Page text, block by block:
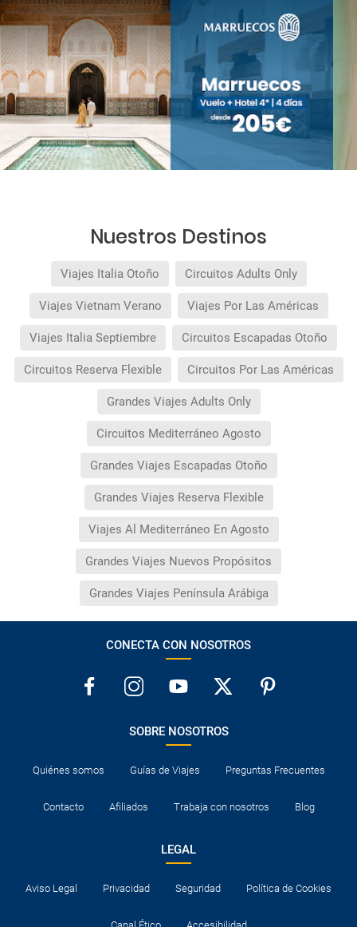
Nuestros Destinos
Viajes Italia Otoño Circuitos Adults Only
Viajes Vietnam Verano Viajes Por Las Américas
Viajes Italia Septiembre Circuitos Escapadas Otoño
Circuitos Reserva Flexible Circuitos Por Las Américas
Grandes Viajes Adults Only
Circuitos Mediterráneo Agosto
Grandes Viajes Escapadas Otoño
Grandes Viajes Reserva Flexible
Viajes Al Mediterráneo En Agosto
Grandes Viajes Nuevos Propósitos
Grandes Viajes Península Arábiga
CONECTA CON NOSOTROS
SOBRE NOSOTROS
Quiénes somos Guías de Viajes Preguntas Frecuentes
Contacto Afiliados Trabaja con nosotros Blog
LEGAL
Aviso Legal Privacidad Seguridad Política de Cookies